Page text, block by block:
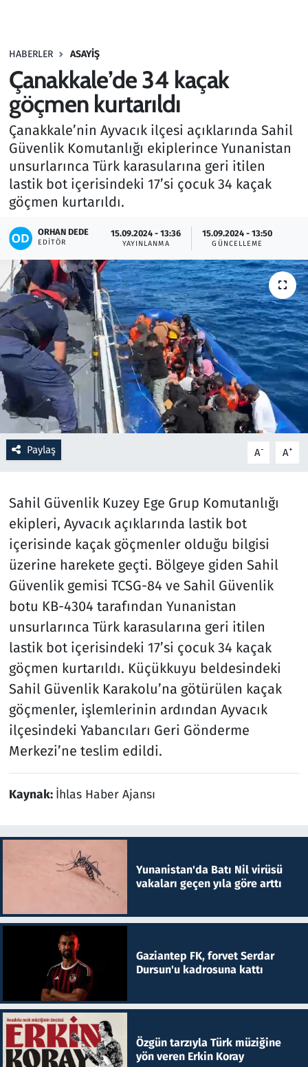
HABERLER ASAYIŞ
Çanakkale’de 34 kaçak
göçmen kurtarıldı
Çanakkale’nin Ayvacık ilçesi açıklarında Sahil
Güvenlik Komutanlığı ekiplerince Yunanistan
unsurlarınca Türk karasularına geri itilen
lastik bot içerisindeki 17’si çocuk 34 kaçak
göçmen kurtarıldı.
ORHAN DEDE
EDITÖR
15.09.2024 - 13:36
YAYINLANMA
15.09.2024 - 13:50
GÜNCELLEME
Paylaş A- A+
Sahil Güvenlik Kuzey Ege Grup Komutanlığı
ekipleri, Ayvacık açıklarında lastik bot
içerisinde kaçak göçmenler olduğu bilgisi
üzerine harekete geçti. Bölgeye giden Sahil
Güvenlik gemisi TCSG-84 ve Sahil Güvenlik
botu KB-4304 tarafından Yunanistan
unsurlarınca Türk karasularına geri itilen
lastik bot içerisindeki 17’si çocuk 34 kaçak
göçmen kurtarıldı. Küçükkuyu beldesindeki
Sahil Güvenlik Karakolu’na götürülen kaçak
göçmenler, işlemlerinin ardından Ayvacık
ilçesindeki Yabancıları Geri Gönderme
Merkezi’ne teslim edildi.
Kaynak: İhlas Haber Ajansı
Yunanistan'da Batı Nil virüsü
vakaları geçen yıla göre arttı
Gaziantep FK, forvet Serdar
Dursun'u kadrosuna kattı
Özgün tarzıyla Türk müziğine
yön veren Erkin Koray
Haber
Kültür Sanat
Kurumsal Haberler
Lezzet Durağı
Memur ve Kamu
Otomobil
Oyun
Ramazan
Resmi İlanlar
Rüya Tabirleri
Sağlık
Savunma Sanayi
Spor
Teknoloji ve Bilim
Televizyon